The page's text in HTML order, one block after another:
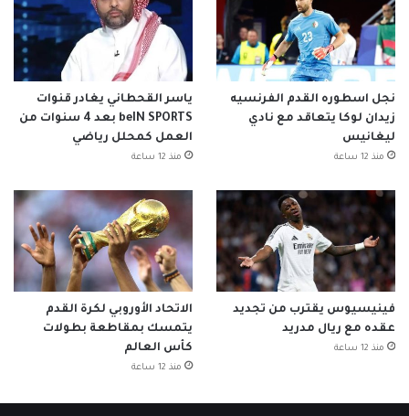
نجل اسطوره القدم الفرنسيه
زيدان لوكا يتعاقد مع نادي
ليغانيس
منذ 12 ساعة
ياسر القحطاني يغادر قنوات
beIN SPORTS بعد 4 سنوات من
العمل كمحلل رياضي
منذ 12 ساعة
فينيسيوس يقترب من تجديد
عقده مع ريال مدريد
منذ 12 ساعة
الاتحاد الأوروبي لكرة القدم
يتمسك بمقاطعة بطولات
كأس العالم
منذ 12 ساعة